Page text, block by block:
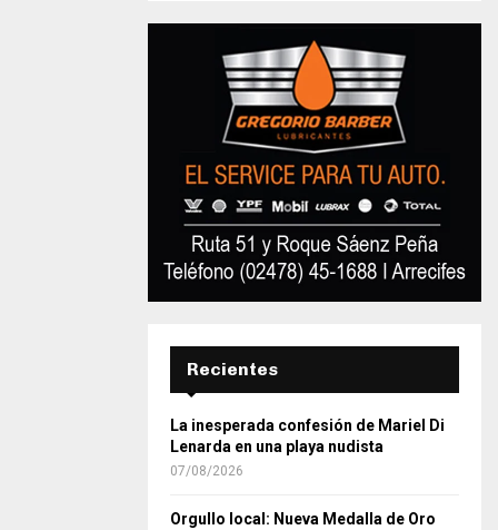
Recientes
La inesperada confesión de Mariel Di
Lenarda en una playa nudista
07/08/2026
Orgullo local: Nueva Medalla de Oro